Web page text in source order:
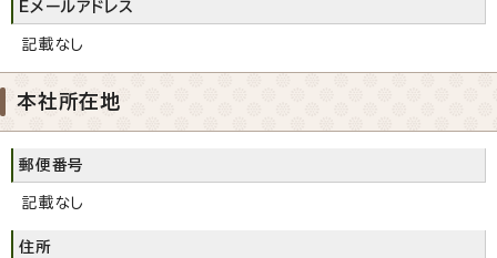
Eメールアドレス
記載なし
本社所在地
郵便番号
記載なし
住所